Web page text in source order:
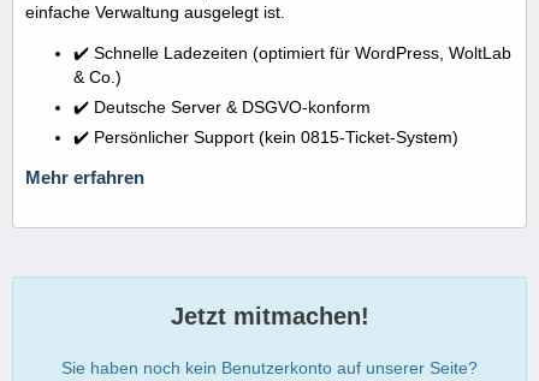
einfache Verwaltung ausgelegt ist.
✔️ Schnelle Ladezeiten (optimiert für WordPress, WoltLab
& Co.)
✔️ Deutsche Server & DSGVO-konform
✔️ Persönlicher Support (kein 0815-Ticket-System)
Mehr erfahren
Jetzt mitmachen!
Sie haben noch kein Benutzerkonto auf unserer Seite?